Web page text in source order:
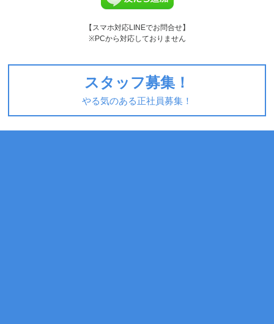
【スマホ対応LINEでお問合せ】
※PCから対応しておりません
スタッフ募集！
やる気のある正社員募集！